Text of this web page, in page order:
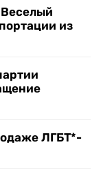
из
ЛГБТ*-